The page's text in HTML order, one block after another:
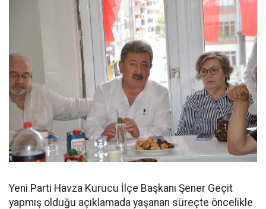
Yeni Parti Havza Kurucu İlçe Başkanı Şener Geçit
yapmış olduğu açıklamada yaşanan süreçte öncelikle